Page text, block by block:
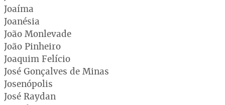
Joaíma
Joanésia
João Monlevade
João Pinheiro
Joaquim Felício
José Gonçalves de Minas
Josenópolis
José Raydan